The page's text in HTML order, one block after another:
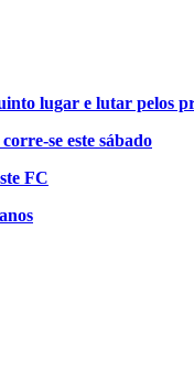
lugar e lutar pelos
se este sábado
FC